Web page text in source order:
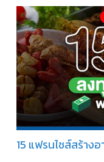
15 แฟรนไชส์สร้าง